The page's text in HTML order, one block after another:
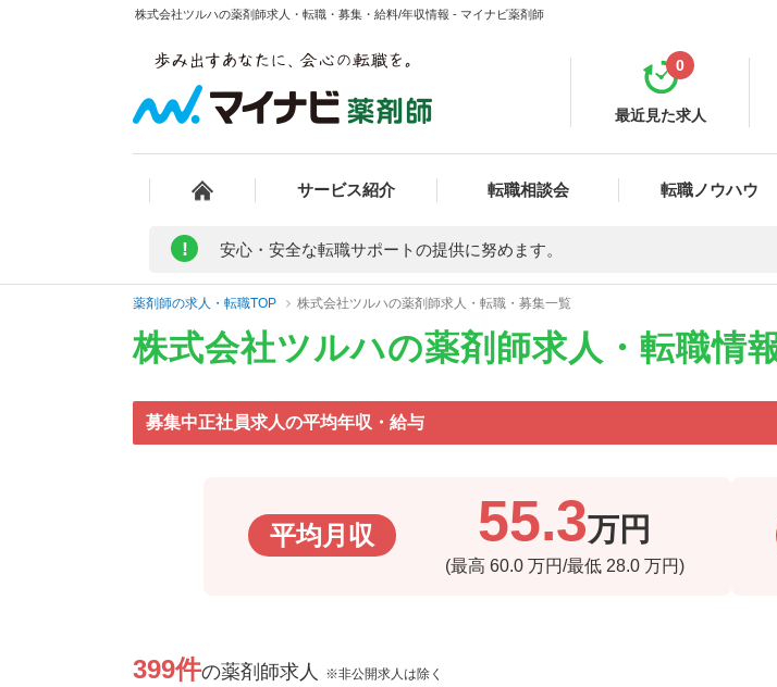
株式会社ツルハの薬剤師求人・転職・募集・給料/年収情報 - マイナビ薬剤師
最近見た求人
0
サービス紹介 転職相談会 転職ノウハウ
! 安心・安全な転職サポートの提供に努めます。
薬剤師の求人・転職TOP 株式会社ツルハの薬剤師求人・転職・募集一覧
株式会社ツルハの薬剤師求人・転職情
募集中正社員求人の平均年収・給与
平均月収 55.3万円
(最高 60.0 万円/最低 28.0 万円)
399件の薬剤師求人 ※非公開求人は除く